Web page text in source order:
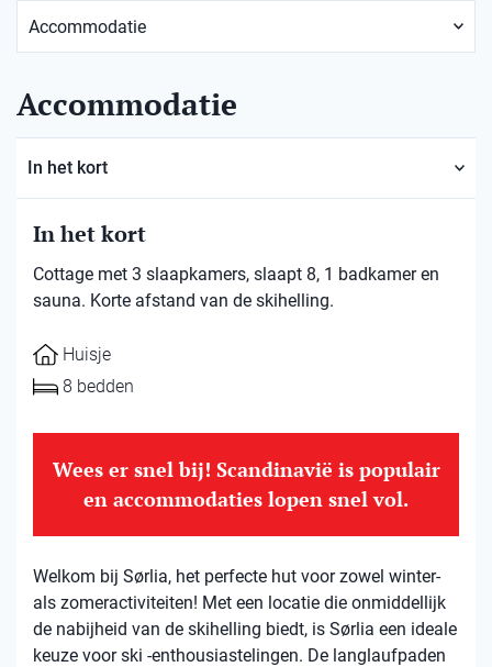
Accommodatie
In het kort
In het kort
Cottage met 3 slaapkamers, slaapt 8, 1 badkamer en
sauna. Korte afstand van de skihelling.
Huisje
8 bedden
Wees er snel bij! Scandinavië is populair
en accommodaties lopen snel vol.
Welkom bij Sørlia, het perfecte hut voor zowel winter-
als zomeractiviteiten! Met een locatie die onmiddellijk
de nabijheid van de skihelling biedt, is Sørlia een ideale
keuze voor ski -enthousiastelingen. De langlaufpaden